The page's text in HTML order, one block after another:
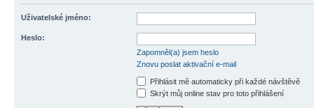
Uživatelské jméno:
Heslo:
Zapomněl(a) jsem heslo
Znovu poslat aktivační e-mail
Přihlásit mě automaticky při každé návštěvě
Skrýt můj online stav pro toto přihlášení